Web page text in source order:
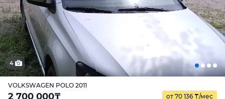
4
VOLKSWAGEN POLO 2011
2 700 000₸ от 70 136 ₸/мес